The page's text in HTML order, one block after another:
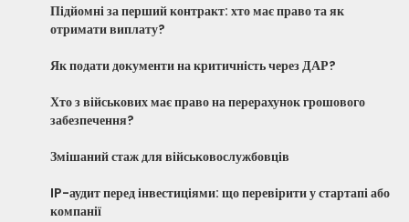
Підйомні за перший контракт: хто має право та як
отримати виплату?
Як подати документи на критичність через ДАР?
Хто з військових має право на перерахунок грошового
забезпечення?
Змішаний стаж для військовослужбовців
IP-аудит перед інвестиціями: що перевірити у стартапі або
компанії